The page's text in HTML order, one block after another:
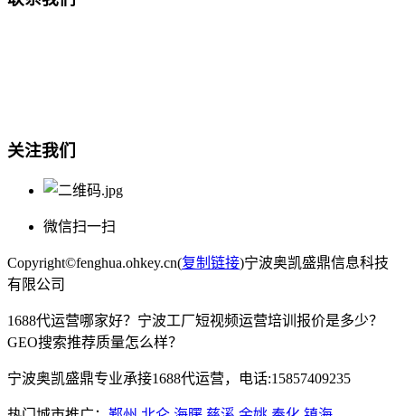
关注我们
微信扫一扫
Copyright©fenghua.ohkey.cn(复制链接)宁波奥凯盛鼎信息科技
有限公司
1688代运营哪家好？宁波工厂短视频运营培训报价是多少？
GEO搜索推荐质量怎么样？
宁波奥凯盛鼎专业承接1688代运营，电话:15857409235